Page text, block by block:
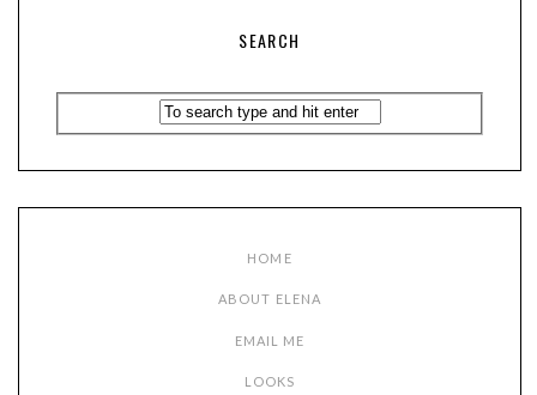
SEARCH
HOME
ABOUT ELENA
EMAIL ME
LOOKS